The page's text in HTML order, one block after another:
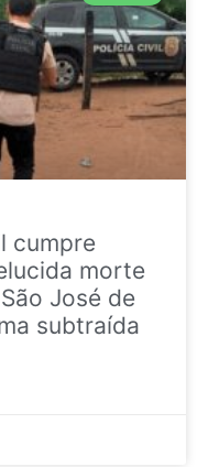
cumpre
morte
José de
subtraída